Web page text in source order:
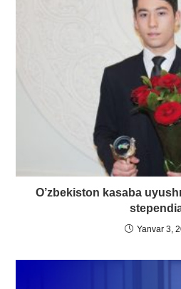
O’zbekiston kasaba
Yanvar 3,